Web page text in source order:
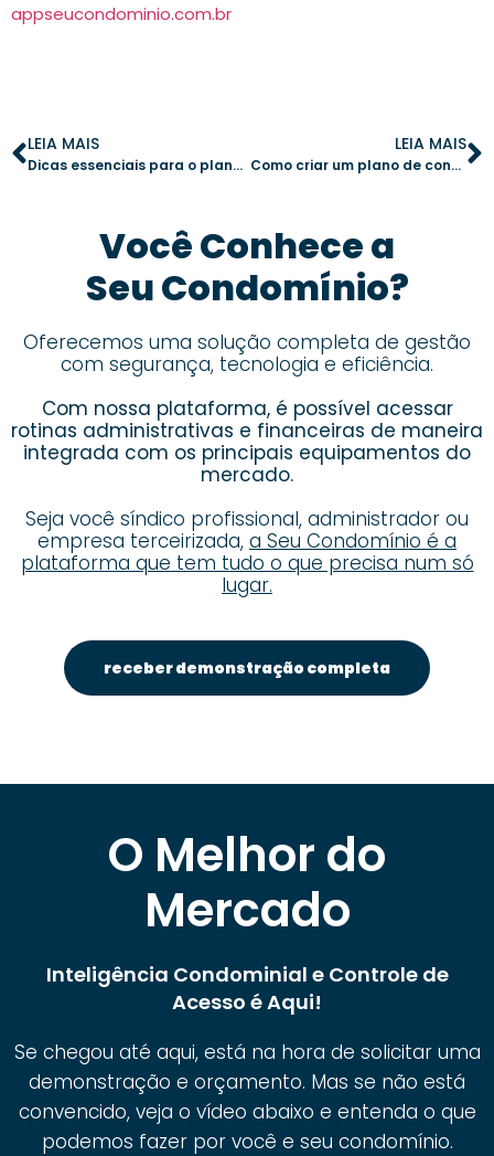
appseucondominio.com.br
LEIA MAIS
Dicas essenciais para o planejamento de paisagismo no condomínio
LEIA MAIS
Como criar um plano de contingência para enfrentar a falta de água no condomínio
Você Conhece a
Seu Condomínio?
Oferecemos uma solução completa de gestão
com segurança, tecnologia e eficiência.
Com nossa plataforma, é possível acessar
rotinas administrativas e financeiras de maneira
integrada com os principais equipamentos do
mercado.
Seja você síndico profissional, administrador ou
empresa terceirizada, a Seu Condomínio é a
plataforma que tem tudo o que precisa num só
lugar.
receber demonstração completa
O Melhor do
Mercado
Inteligência Condominial e Controle de
Acesso é Aqui!
Se chegou até aqui, está na hora de solicitar uma
demonstração e orçamento. Mas se não está
convencido, veja o vídeo abaixo e entenda o que
podemos fazer por você e seu condomínio.